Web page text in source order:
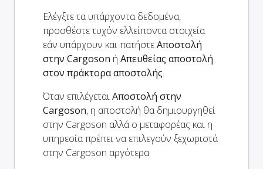
Ελέγξτε τα υπάρχοντα δεδομένα,
προσθέστε τυχόν ελλείποντα στοιχεία
εάν υπάρχουν και πατήστεΑποστολή
στην Cargoson ή Απευθείας αποστολή
στον πράκτορα αποστολής.
Όταν επιλέγεταιΑποστολή στην
Cargoson, η αποστολή θα δημιουργηθεί
στην Cargoson αλλά ο μεταφορέας και η
υπηρεσία πρέπει να επιλεγούν ξεχωριστά
στην Cargoson αργότερα.